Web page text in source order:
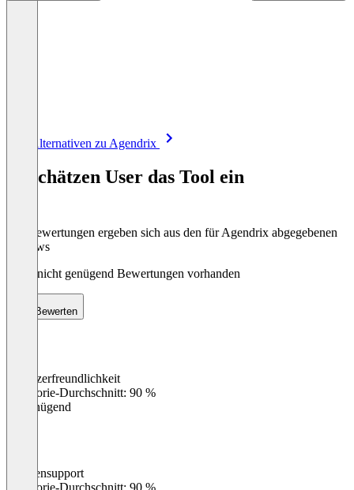
Alle Alternativen zu Agendrix
So schätzen User das Tool ein
Die Bewertungen ergeben sich aus den für Agendrix abgegebenen
Reviews
Noch nicht genügend Bewertungen vorhanden
Bewerten
Benutzerfreundlichkeit
Kategorie-Durchschnitt: 90 %
Ungenügend
Kundensupport
Kategorie-Durchschnitt: 90 %